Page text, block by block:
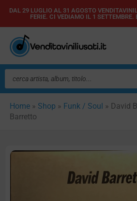
Vai
contenuto
DAL 29 LUGLIO AL 31 AGOSTO
FERIE. CI VEDIAMO IL 1 SETTEMBRE.
Ricerca
prodotti
Home » Shop » Funk / Soul » David
Barretto